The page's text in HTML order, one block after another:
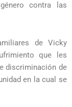
contra las
de Vicky
que les
discriminación de
en la cual se